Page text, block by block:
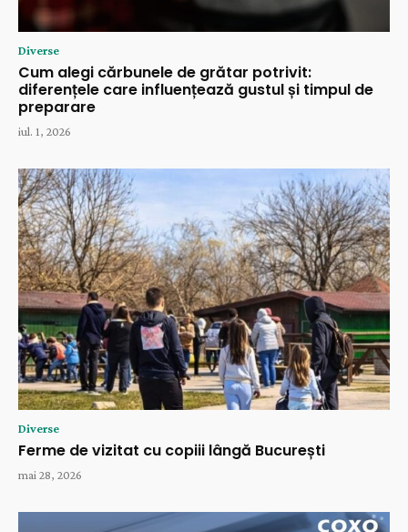
Diverse
Cum alegi cărbunele de grătar potrivit:
diferențele care influențează gustul și timpul de
preparare
iul. 1, 2026
Diverse
Ferme de vizitat cu copiii lângă București
mai 28, 2026